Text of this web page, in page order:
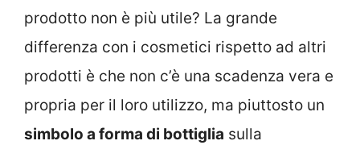
prodotto non è più utile? La grande
differenza con i cosmetici rispetto ad altri
prodotti è che non c’è una scadenza vera e
propria per il loro utilizzo, ma piuttosto un
simbolo a forma di bottiglia sulla